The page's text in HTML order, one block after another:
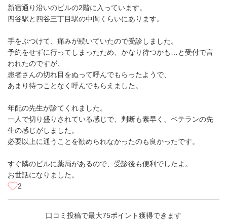
新宿通り沿いのビルの2階に入っています。
四谷駅と四谷三丁目駅の中間くらいにあります。
手をぶつけて、痛みが続いていたので受診しました。
予約をせずに行ってしまったため、かなり待つかも…と受付で言
われたのですが、
患者さんの切れ目をぬって呼んでもらったようで、
あまり待つことなく呼んでもらえました。
年配の先生が診てくれました。
一人で切り盛りされている感じで、判断も素早く、ベテランの先
生の感じがしました。
必要以上に通うことを勧められなかったのも良かったです。
すぐ隣のビルに薬局があるので、受診後も便利でしたよ。
お世話になりました。
2
口コミ投稿で最大75ポイント獲得できます